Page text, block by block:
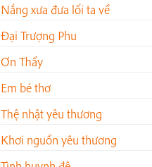
Nắng xưa đưa lối ta về
Đại Trượng Phu
Ơn Thầy
Em bé thơ
Thệ nhật yêu thương
Khơi nguồn yêu thương